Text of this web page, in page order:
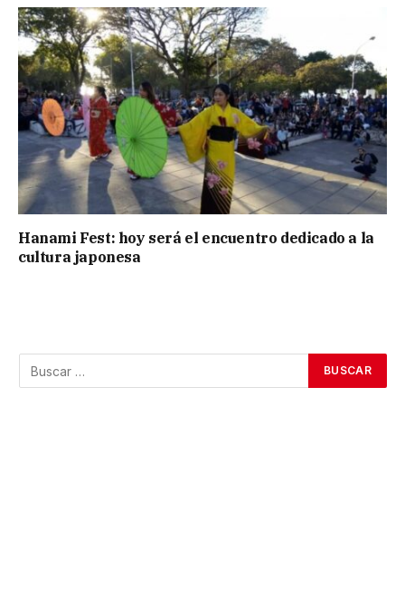
Hanami Fest: hoy será el encuentro dedicado a la
cultura japonesa